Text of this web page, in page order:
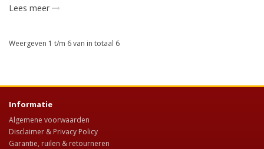
Lees meer
Weergeven 1 t/m 6 van in totaal 6
Informatie
Algemene voorwaarden
Disclaimer & Privacy Policy
Garantie, ruilen & retourneren